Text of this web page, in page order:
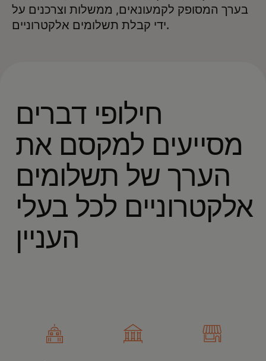
בערך המסופק לקמעונאים, ממשלות וצרכנים על
ידי קבלת תשלומים אלקטרוניים.
חילופי דברים
מסייעים למקסם את
הערך של תשלומים
אלקטרוניים לכל בעלי
העניין